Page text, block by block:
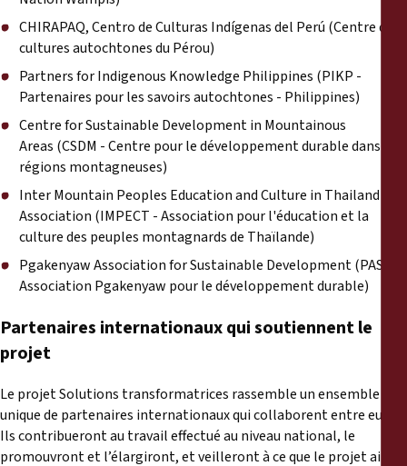
CHIRAPAQ,Centro de Culturas Indígenas del Perú (Centre des
cultures autochtones du Pérou)
Partners for Indigenous Knowledge Philippines (PIKP -
Partenaires pour les savoirs autochtones - Philippines)
Centre for Sustainable Development in Mountainous
Areas (CSDM - Centre pour le développement durable dans les
régions montagneuses)
Inter Mountain Peoples Education and Culture in Thailand
Association (IMPECT - Association pour l'éducation et la
culture des peuples montagnards de Thaïlande)
Pgakenyaw Association for Sustainable Development(PASD -
Association Pgakenyaw pour le développement durable)
Partenaires internationaux qui soutiennent le
projet
Le projet Solutions transformatrices rassemble un ensemble
unique de partenaires internationaux qui collaborent entre eux.
Ils contribueront au travail effectué au niveau national, le
promouvront et l’élargiront, et veilleront à ce que le projet ait